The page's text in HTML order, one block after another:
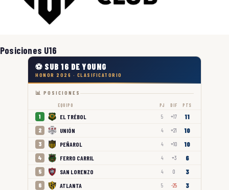
Posiciones U16
⚽ SUB 16 DE YOUNG
HONOR 2026 · CLASIFICATORIO
📊 POSICIONES
EQUIPO PJ DIF PTS
1 EL TRÉBOL 5 +17 11
2 UNIÓN 4 +21 10
3 PEÑAROL 4 +10 10
4 FERRO CARRIL 4 +3 6
5 SAN LORENZO 4 0 3
6 ATLANTA 5 -25 3